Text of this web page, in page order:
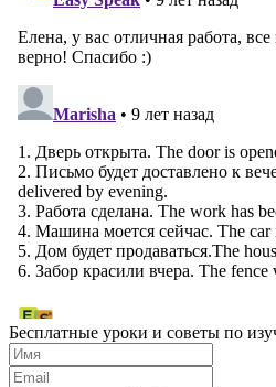
Бесплатные уроки и советы по